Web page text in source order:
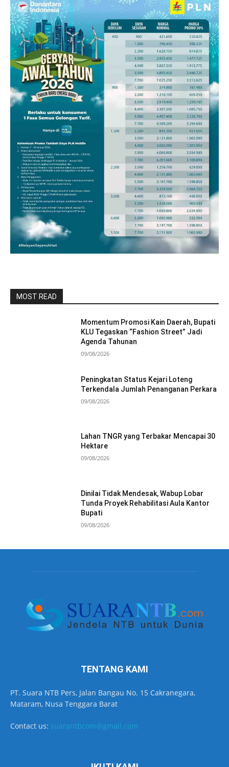
MOST READ
Momentum Promosi Kain Daerah, Bupati
KLU Tegaskan “Fashion Street” Jadi
Agenda Tahunan
09/08/2026
Peningkatan Status Kejari Loteng
Terkendala Jumlah Penanganan Perkara
09/08/2026
Lahan TNGR yang Terbakar Mencapai 30
Hektare
09/08/2026
Dinilai Tidak Mendesak, Wabup Lobar
Tunda Proyek Rehabilitasi Aula Kantor
Bupati
09/08/2026
TENTANG KAMI
PT. Suara NTB Pers, Jalan Bangau No. 15 Cakranegara,
Mataram, Nusa Tenggara Barat
Contact us: suarantbcom@gmail.com